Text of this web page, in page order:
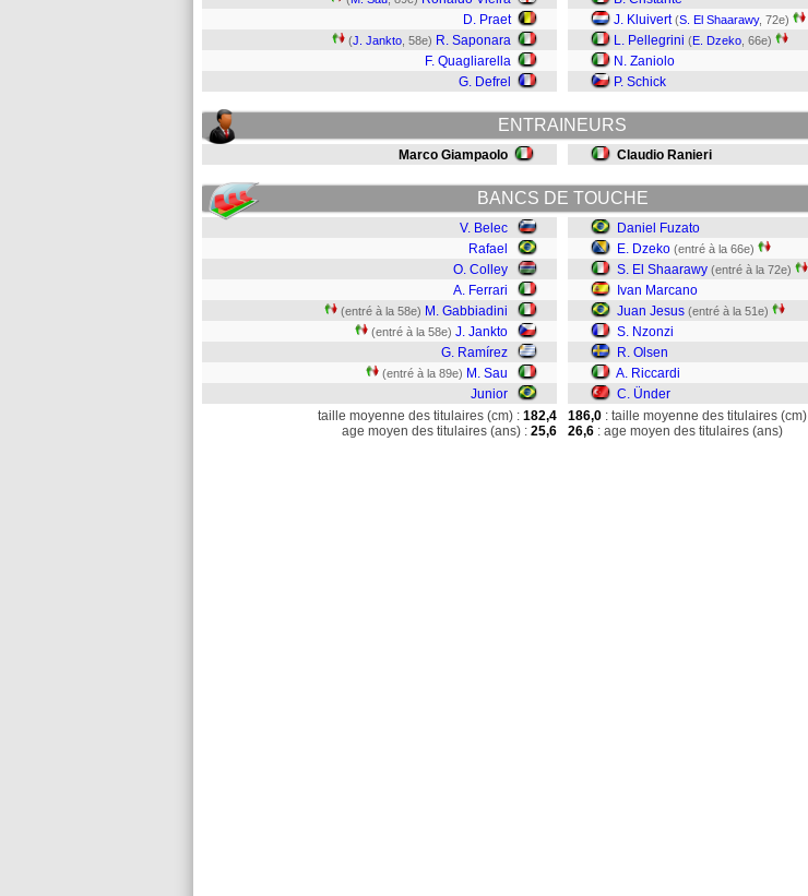
D. Praet
(J. Jankto , 58e) R. Saponara
F. Quagliarella
G. Defrel
J. Kluivert (S. El Shaarawy, 72e)
L. Pellegrini (E. Dzeko , 66e)
N. Zaniolo
P. Schick
ENTRAINEURS
Marco Giampaolo Claudio Ranieri
BANCS DE TOUCHE
V. Belec
Rafael
O. Colley
A. Ferrari
(entré à la 58e) M. Gabbiadini
(entré à la 58e) J. Jankto
G. Ramírez
(entré à la 89e) M. Sau
Junior
Daniel Fuzato
E. Dzeko (entré à la 66e)
S. El Shaarawy (entré à la 72e)
Ivan Marcano
Juan Jesus (entré à la 51e)
S. Nzonzi
R. Olsen
A. Riccardi
C. Ünder
taille moyenne des titulaires (cm) : 182,4
age moyen des titulaires (ans) : 25,6
186,0 : taille moyenne des titulaires (cm)
26,6 : age moyen des titulaires (ans)